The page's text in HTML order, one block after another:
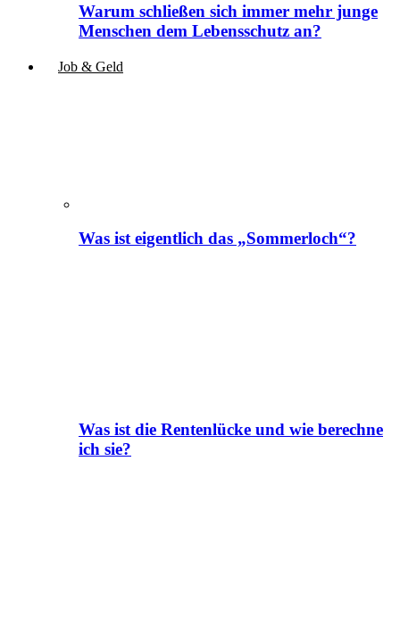
Warum schließen sich immer mehr junge
Menschen dem Lebensschutz an?
Job & Geld
Was ist eigentlich das „Sommerloch“?
Was ist die Rentenlücke und wie berechne
ich sie?